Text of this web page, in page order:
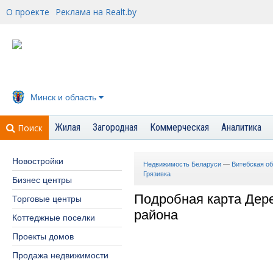
О проекте Реклама на Realt.by
Минск и область
Поиск Жилая Загородная Коммерческая Аналитика
Новостройки
Бизнес центры
Торговые центры
Коттеджные поселки
Проекты домов
Продажа недвижимости
Недвижимость Беларуси — Витебская
Грязивка
Подробная карта
района